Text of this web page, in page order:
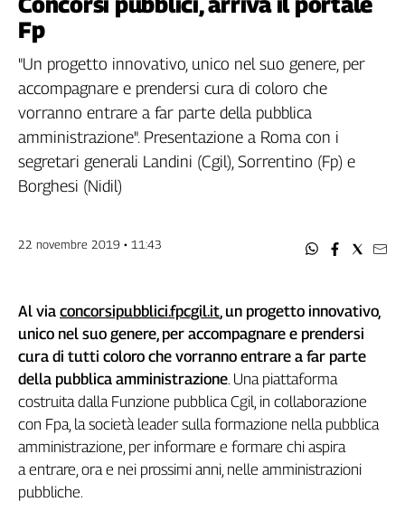
Filcams
Filctem
Fillea
Slc
Caaf
Speciali
G8
di
Genova,
il
sangue
ragione
Fp
"Un progetto innovativo, unico nel suo genere, per
accompagnare e prendersi cura di coloro che
vorranno entrare a far parte della pubblica
amministrazione". Presentazione a Roma con i
segretari generali Landini (Cgil), Sorrentino (Fp) e
Borghesi (Nidil)
22 novembre 2019 • 11:43
Al via concorsipubblici.fpcgil.it, un progetto innovativo,
unico nel suo genere, per accompagnare e prendersi
cura di tutti coloro che vorranno entrare a far parte
della pubblica amministrazione. Una piattaforma
costruita dalla Funzione pubblica Cgil, in collaborazione
con Fpa, la società leader sulla formazione nella pubblica
amministrazione, per informare e formare chi aspira
a entrare, ora e nei prossimi anni, nelle amministrazioni
pubbliche.